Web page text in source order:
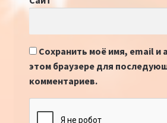
Сохранить моё имя, email и
этом браузере для
комментариев.